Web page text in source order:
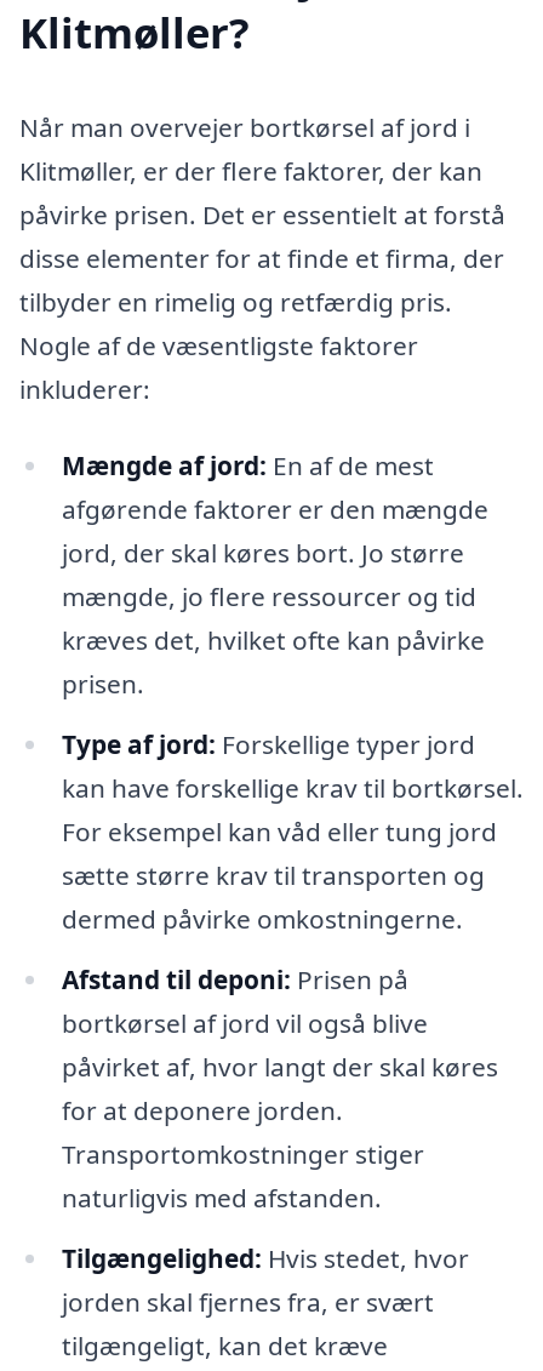
Klitmøller?
Når man overvejer bortkørsel af jord i
Klitmøller, er der flere faktorer, der kan
påvirke prisen. Det er essentielt at forstå
disse elementer for at finde et firma, der
tilbyder en rimelig og retfærdig pris.
Nogle af de væsentligste faktorer
inkluderer:
Mængde af jord: En af de mest
afgørende faktorer er den mængde
jord, der skal køres bort. Jo større
mængde, jo flere ressourcer og tid
kræves det, hvilket ofte kan påvirke
prisen.
Type af jord: Forskellige typer jord
kan have forskellige krav til bortkørsel.
For eksempel kan våd eller tung jord
sætte større krav til transporten og
dermed påvirke omkostningerne.
Afstand til deponi: Prisen på
bortkørsel af jord vil også blive
påvirket af, hvor langt der skal køres
for at deponere jorden.
Transportomkostninger stiger
naturligvis med afstanden.
Tilgængelighed: Hvis stedet, hvor
jorden skal fjernes fra, er svært
tilgængeligt, kan det kræve